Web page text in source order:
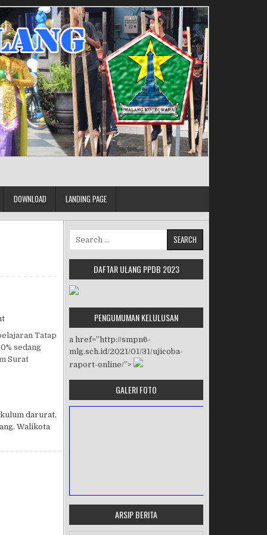
DOWNLOAD LANDING PAGE
on PEMBELAJARAN TATAP MUKA
Tatap
sedang
Surat
darurat,
, Walikota
Search for:
DAFTAR ULANG PPDB 2023
PENGUMUMAN KELULUSAN
a href=”http://smpn6-
mlg.sch.id/2021/01/31/ujicoba-
raport-online/”>
GALERI FOTO
ARSIP BERITA